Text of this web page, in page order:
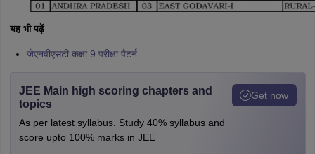
यह भी पढ़ें
जेएनवीएसटी कक्षा 9 परीक्षा पैटर्न
JEE Main high scoring chapters and
topics
As per latest syllabus. Study 40% syllabus and
score upto 100% marks in JEE
Get now